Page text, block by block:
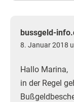
bussgeld-
8. Januar 2018
Hallo Marina,
in der Regel